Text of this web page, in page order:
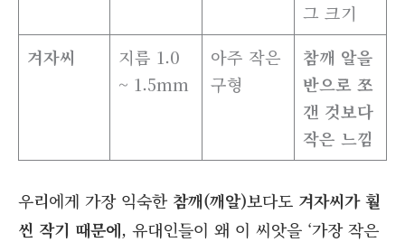
그 크기
겨자씨
지름 1.0
~ 1.5mm
아주 작은
구형
참깨 알을
반으로 쪼
갠 것보다
작은 느낌
우리에게 가장 익숙한 참깨(깨알)보다도 겨자씨가 훨
씬 작기 때문에, 유대인들이 왜 이 씨앗을 ‘가장 작은